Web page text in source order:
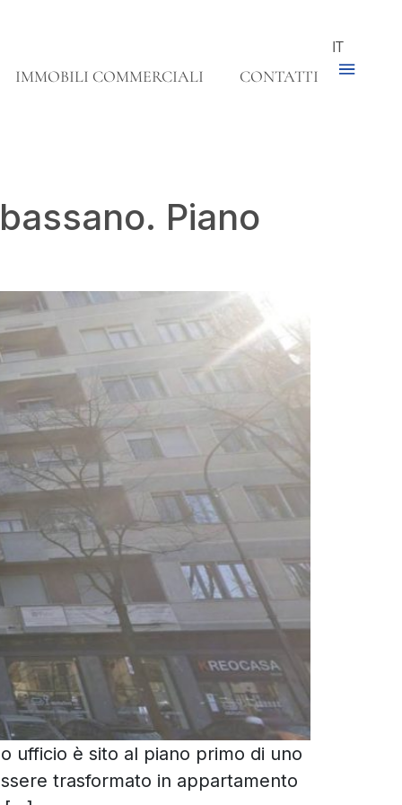
IT
IMMOBILI COMMERCIALI
CONTATTI
Piano
ufficio è sito al piano primo di uno
trasformato in appartamento